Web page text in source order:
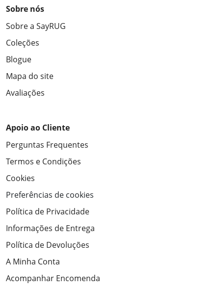
Sobre nós
Sobre a SayRUG
Coleções
Blogue
Mapa do site
Avaliações
Apoio ao Cliente
Perguntas Frequentes
Termos e Condições
Cookies
Preferências de cookies
Política de Privacidade
Informações de Entrega
Política de Devoluções
A Minha Conta
Acompanhar Encomenda